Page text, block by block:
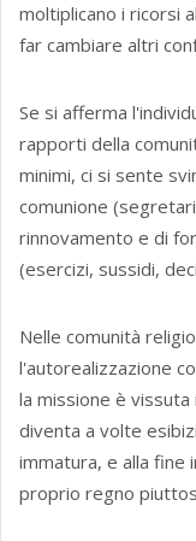
moltiplicano i ricorsi
far cambiare altri
Se si afferma
rapporti della
minimi, ci si sente
comunione
rinnovamento e di
(esercizi, sussidi,
Nelle comunità
l'autorealizzazione
la missione è
diventa a volte
immatura, e alla fine
proprio regno